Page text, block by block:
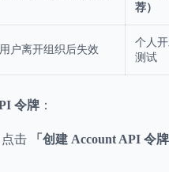
荐）
户离开组织后失效
个人
测试
令牌 ：
击 「创建 Account API 令